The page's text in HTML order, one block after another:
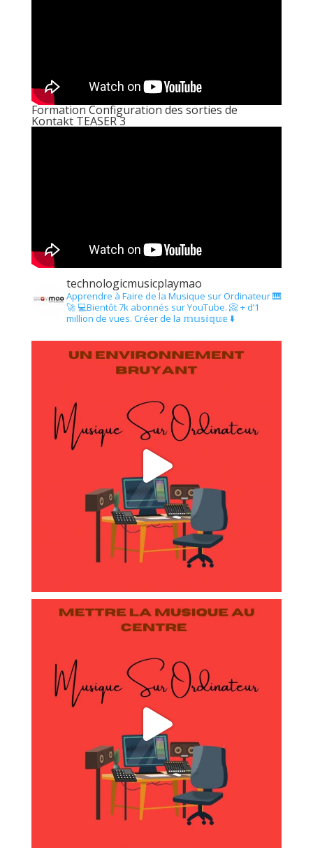
Formation Configuration des sorties de
Kontakt TEASER 3
technologicmusicplaymao
Apprendre à Faire de la Musique sur Ordinateur 🎹
🚀 💻Bientôt 7k abonnés sur YouTube. 📀 + d’1
million de vues. Créer de la 𝕞𝕦𝕤𝕚𝕢𝕦𝕖 ⬇️